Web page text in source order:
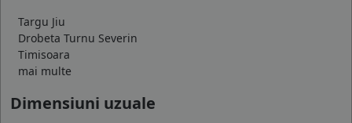
Targu Jiu
Drobeta Turnu Severin
Timisoara
mai multe
Dimensiuni uzuale